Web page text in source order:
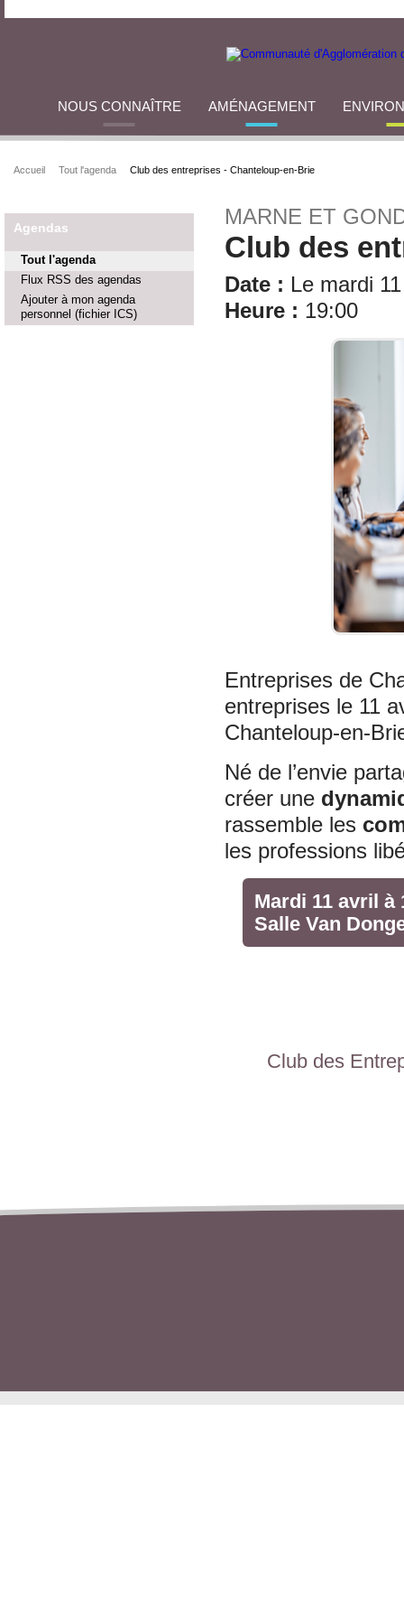
NOUS CONNAÎTRE AMÉNAGEMENT
Accueil Tout l'agenda Club des entreprises - Chanteloup-en-Brie
Agendas
Tout l'agenda
Flux RSS des agendas
Ajouter à mon agenda
personnel (fichier ICS)
MARNE ET
Club des
Date : Le mardi
Heure : 19:00
Entreprises de
entreprises le 11
Chanteloup-en-
Né de l’envie
créer une
rassemble les
les professions
Mardi 11 avril à
Salle Van
Club des